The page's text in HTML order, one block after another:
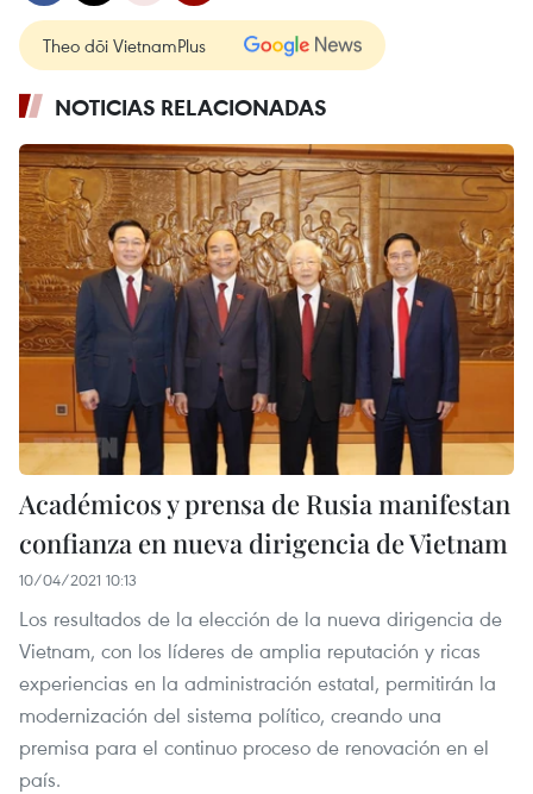
Theo dõi VietnamPlus
NOTICIAS RELACIONADAS
Académicos y prensa de Rusia manifestan
confianza en nueva dirigencia de Vietnam
10/04/2021 10:13
Los resultados de la elección de la nueva dirigencia de
Vietnam, con los líderes de amplia reputación y ricas
experiencias en la administración estatal, permitirán la
modernización del sistema político, creando una
premisa para el continuo proceso de renovación en el
país.